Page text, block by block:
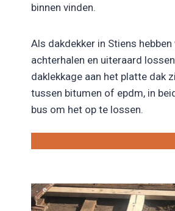
binnen vinden.
Als dakdekker in Stiens
achterhalen en uiteraard
daklekkage aan het platte dak
tussen bitumen of epdm, in
bus om het op te lossen.